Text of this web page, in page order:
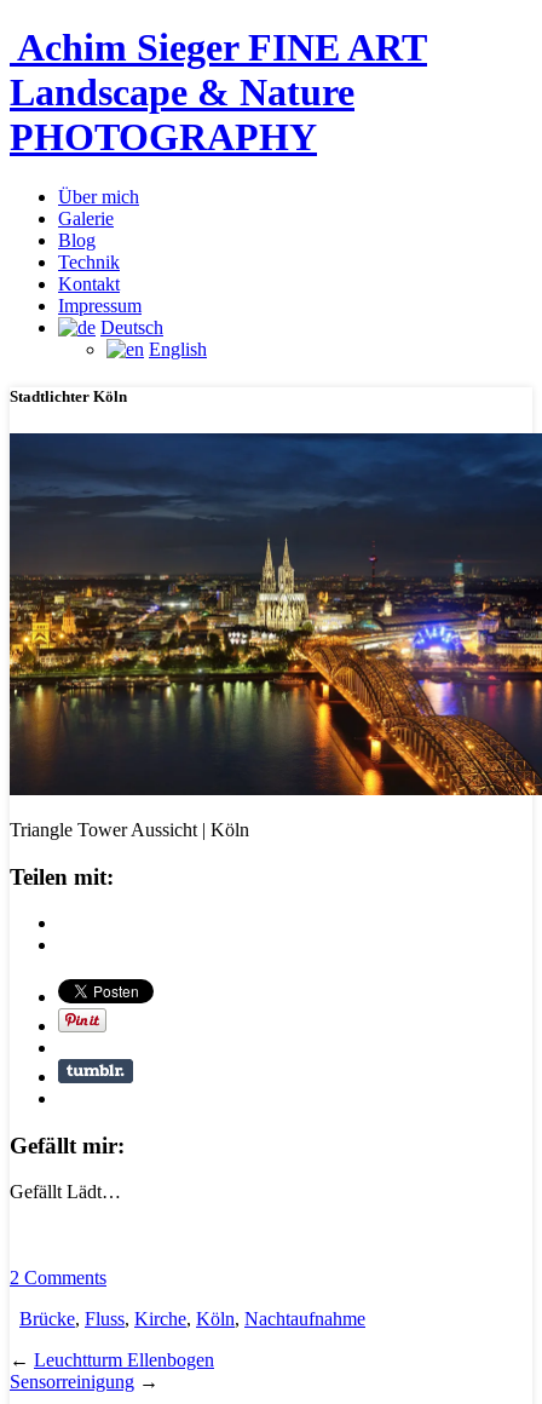
Achim Sieger FINE ART
Landscape & Nature
PHOTOGRAPHY
Über mich
Galerie
Blog
Technik
Kontakt
Impressum
Deutsch
English
Stadtlichter Köln
Triangle Tower Aussicht | Köln
Teilen mit:
Gefällt mir:
Gefällt Lädt…
2 Comments
Brücke, Fluss, Kirche, Köln, Nachtaufnahme
← Leuchtturm Ellenbogen
Sensorreinigung →